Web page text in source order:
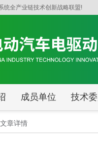
庆）有限责任公司加入电动
统全产业链技术创新战略联盟!
成员单位 技术
文章详情